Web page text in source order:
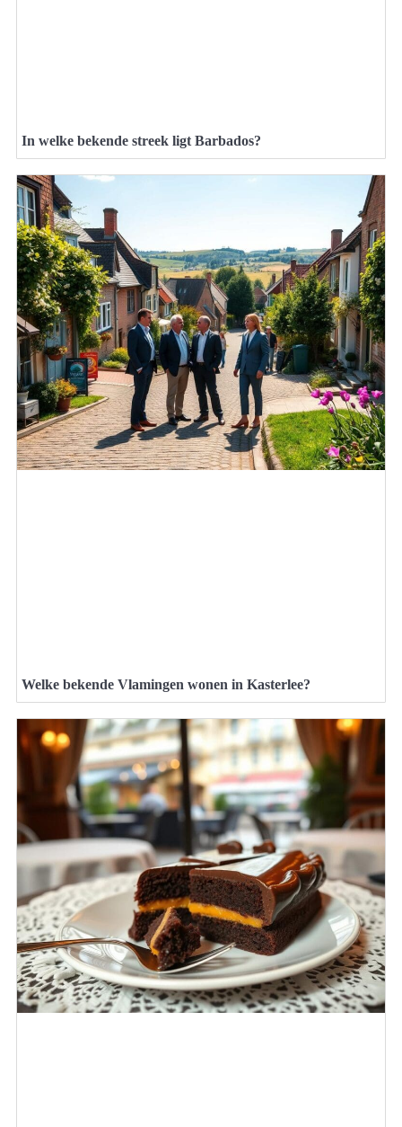
In welke bekende streek ligt Barbados?
Welke bekende Vlamingen wonen in Kasterlee?